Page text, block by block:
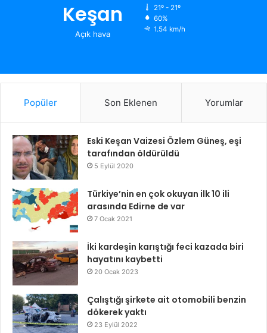
Keşan
Açık hava
21º - 21º
60%
1.54 km/h
Popüler Son Eklenen Yorumlar
Eski Keşan Vaizesi Özlem Güneş, eşi
tarafından öldürüldü
5 Eylül 2020
Türkiye’nin en çok okuyan ilk 10 ili
arasında Edirne de var
7 Ocak 2021
İki kardeşin karıştığı feci kazada biri
hayatını kaybetti
20 Ocak 2023
Çalıştığı şirkete ait otomobili benzin
dökerek yaktı
23 Eylül 2022